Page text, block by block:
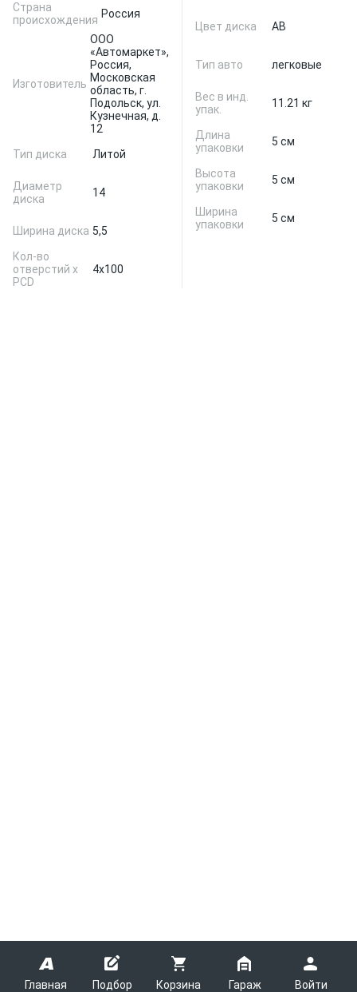
Главная Подбор Корзина Гараж Войти
Страна
происхождения Россия
Изготовитель
ООО
«Автомаркет»,
Россия,
Московская
область, г.
Подольск, ул.
Кузнечная, д.
12
Тип диска
Литой
Диаметр
диска
14
Ширина диска 5,5
Кол-во
отверстий х
PCD
4x100
Цвет диска AB
Тип авто легковые
Вес в инд.
упак.
11.21 кг
Длина
упаковки
5 см
Высота
упаковки
5 см
Ширина
упаковки
5 см